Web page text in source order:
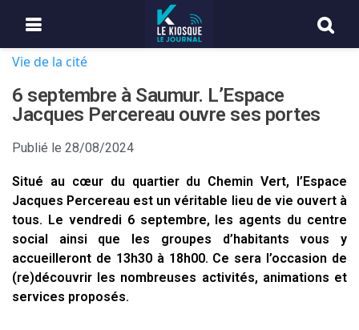
Vie de la cité
6 septembre à Saumur. L’Espace
Jacques Percereau ouvre ses portes
Publié le 28/08/2024
Situé au cœur du quartier du Chemin Vert, l’Espace
Jacques Percereau est un véritable lieu de vie ouvert à
tous. Le vendredi 6 septembre, les agents du centre
social ainsi que les groupes d’habitants vous y
accueilleront de 13h30 à 18h00. Ce sera l’occasion de
(re)découvrir les nombreuses activités, animations et
services proposés.